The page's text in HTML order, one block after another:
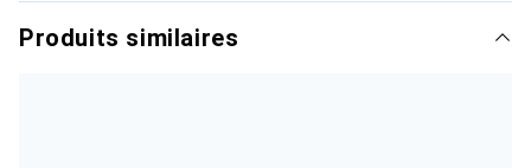
Produits similaires